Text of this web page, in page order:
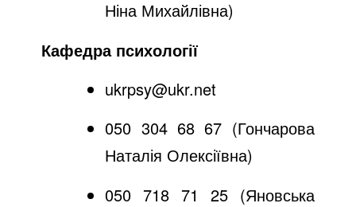
Ніна Михайлівна)
Кафедра психології
ukrpsy@ukr.net
050 304 68 67 (Гончарова
Наталія Олексіївна)
050 718 71 25 (Яновська